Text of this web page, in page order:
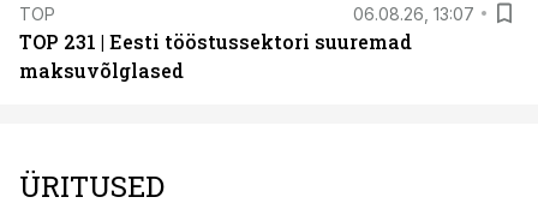
TOP 06.08.26, 13:07
TOP 231 | Eesti tööstussektori suuremad
maksuvõlglased
ÜRITUSED